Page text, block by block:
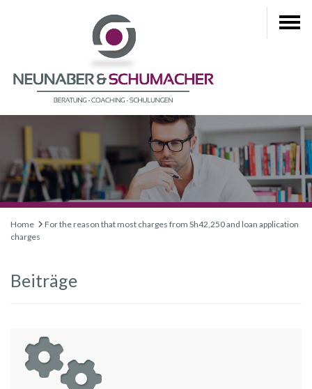
Home
For the reason that most charges from Sh42,250 and loan application
charges
Beiträge